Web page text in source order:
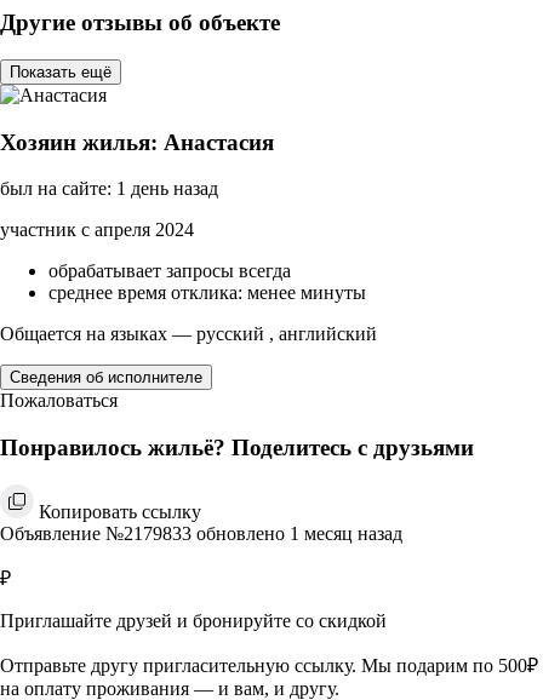
Другие отзывы об объекте
Показать ещё
Хозяин жилья: Анастасия
был на сайте: 1 день назад
участник с апреля 2024
обрабатывает запросы всегда
среднее время отклика: менее минуты
Общается на языках — русский , английский
Сведения об исполнителе
Пожаловаться
Понравилось жильё? Поделитесь с друзьями
Копировать ссылку
Объявление №2179833 обновлено 1 месяц назад
₽
Приглашайте друзей и бронируйте со скидкой
Отправьте другу пригласительную ссылку. Мы подарим по 500₽
на оплату проживания — и вам, и другу.